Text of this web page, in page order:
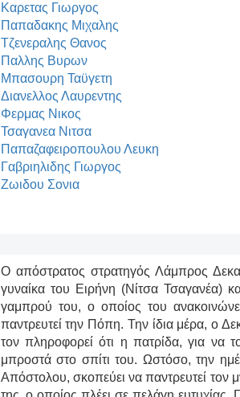
Καρετας Γιωργος
Παπαδακης Μιχαλης
Τζενεραλης Θανος
Παλλης Βυρων
Μπασουρη Ταϋγετη
Διανελλος Λαυρεντης
Φερμας Νικος
Τσαγανεα Νιτσα
Παπαζαφειροπουλου Λευκη
Γαβριηλιδης Γιωργος
Ζωιδου Σονια
Ο απόστρατος στρατηγός Λάμπρος
γυναίκα του Ειρήνη (Νίτσα Τσαγανέα)
γαμπρού του, ο οποίος του
παντρευτεί την Πόπη. Την ίδια μέρα, ο
τον πληροφορεί ότι η πατρίδα, για να
μπροστά στο σπίτι του. Ωστόσο, την
Απόστολου, σκοπεύει να παντρευτεί τον